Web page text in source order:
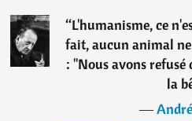
“L'humanisme, ce
fait, aucun animal
: "Nous avons
la
―